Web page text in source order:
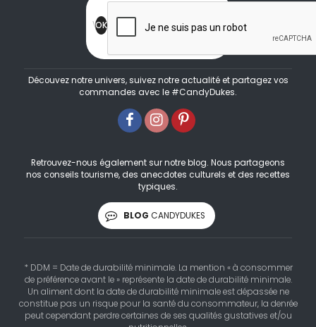
Découvez notre univers, suivez notre actualité et partagez vos
commandes avec le #CandyDukes.
Retrouvez-nous également sur notre blog. Nous partageons
nos conseils tourisme, des anecdotes culturels et des recettes
typiques.
BLOG CANDYDUKES
* DDM = Date de durabilité minimale. La mention « à consommer
de préférence avant le » représente la date de durabilité minimale.
Un aliment dont la date de durabilité minimale est dépassée ne
constitue pas un risque pour la santé du consommateur, la denrée
peut cependant perdre certaines de ses qualités gustatives et/ou